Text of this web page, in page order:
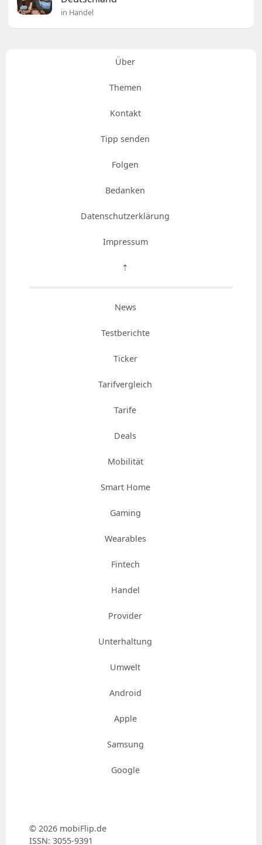
in Handel
Über
Themen
Kontakt
Tipp senden
Folgen
Bedanken
Datenschutzerklärung
Impressum
⇡
News
Testberichte
Ticker
Tarifvergleich
Tarife
Deals
Mobilität
Smart Home
Gaming
Wearables
Fintech
Handel
Provider
Unterhaltung
Umwelt
Android
Apple
Samsung
Google
© 2026 mobiFlip.de
ISSN: 3055-9391